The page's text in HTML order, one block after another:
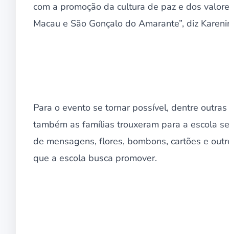
com a promoção da cultura de paz e dos
Macau e São Gonçalo do Amarante”, diz
Para o evento se tornar possível, dentre
também as famílias trouxeram para a escola
de mensagens, flores, bombons, cartões e
que a escola busca promover.